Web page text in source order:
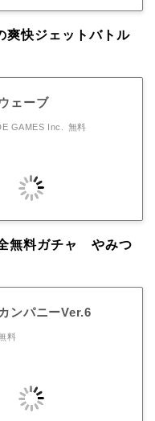
爽快ジェットバトル
ェーブ
GAMES Inc. 無料
無料ガチャ やみつ
ンパニーVer.6
料